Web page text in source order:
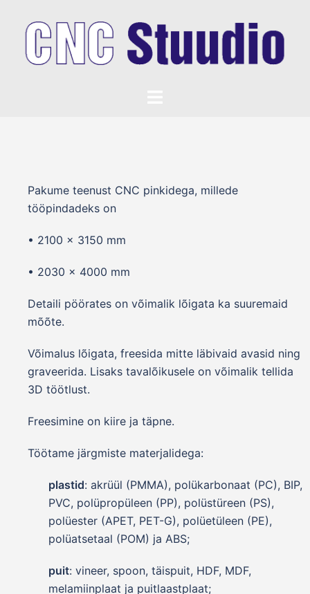
Pakume teenust CNC pinkidega, millede
tööpindadeks on
• 2100 x 3150 mm
• 2030 x 4000 mm
Detaili pöörates on võimalik lõigata ka suuremaid
mõõte.
Võimalus lõigata, freesida mitte läbivaid avasid ning
graveerida. Lisaks tavalõikusele on võimalik tellida
3D töötlust.
Freesimine on kiire ja täpne.
Töötame järgmiste materjalidega:
plastid: akrüül (PMMA), polükarbonaat (PC), BIP,
PVC, polüpropüleen (PP), polüstüreen (PS),
polüester (APET, PET-G), polüetüleen (PE),
polüatsetaal (POM) ja ABS;
puit: vineer, spoon, täispuit, HDF, MDF,
melamiinplaat ja puitlaastplaat;